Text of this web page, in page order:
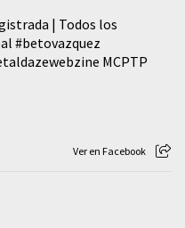
| Todos los
#betovazquez
MCPTP
Ver en Facebook